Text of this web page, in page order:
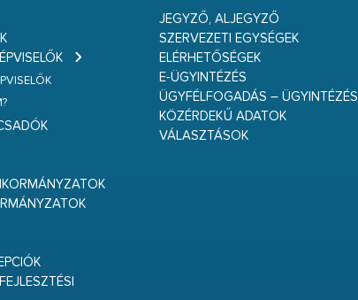
JEGYZŐ, ALJEGYZŐ
SZERVEZETI EGYSÉGEK
ELÉRHETŐSÉGEK
E-ÜGYINTÉZÉS
ÜGYFÉLFOGADÁS – ÜGYINTÉZÉS
KÖZÉRDEKŰ ADATOK
VÁLASZTÁSOK